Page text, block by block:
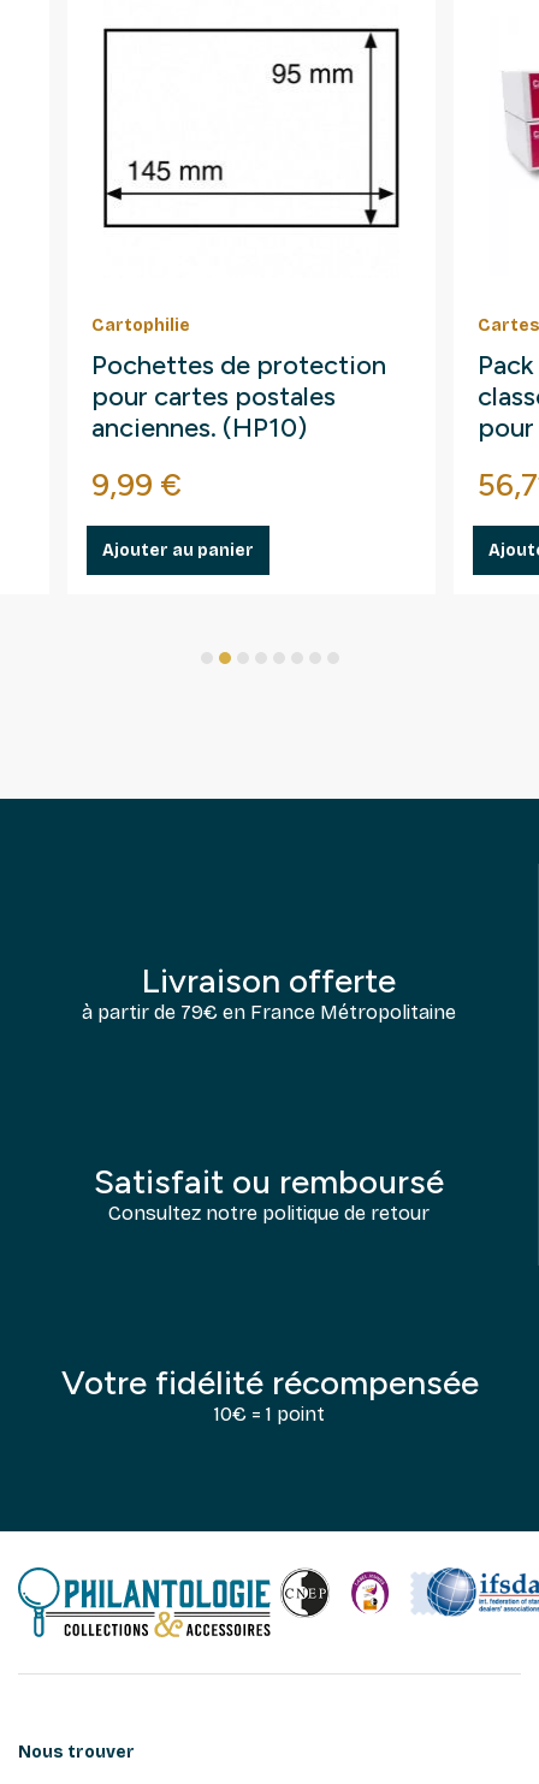
Cartophilie
Pochettes de protection
pour cartes postales
anciennes. (HP10)
Prix
9,99 €
Ajouter au panier
Prix
Livraison offerte
à partir de 79€ en France Métropolitaine
Satisfait ou remboursé
Consultez notre politique de retour
Votre fidélité récompensée
10€ = 1 point
Nous trouver